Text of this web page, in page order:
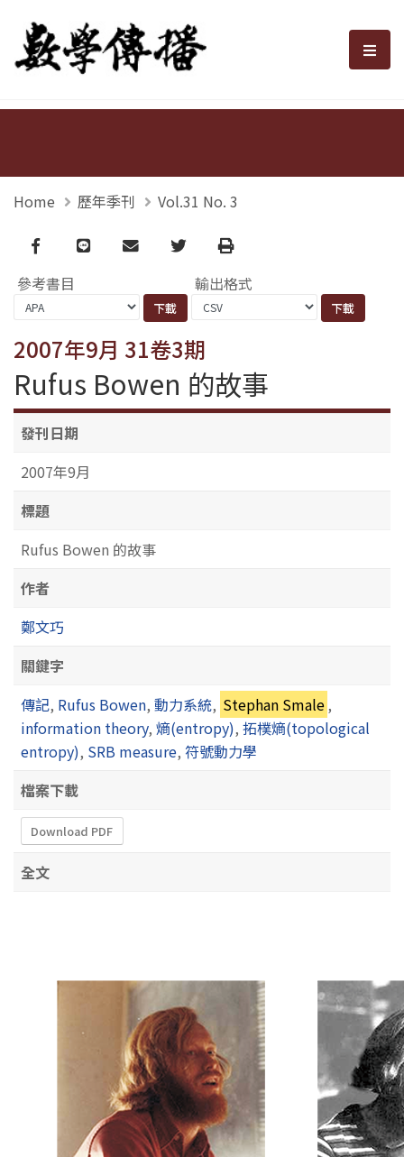
數學傳播 選
Home 歷年季刊 Vol.31 No. 3
Facebook
line email TwitterPrint
參考書目 輸出格式
2007年9月 31卷3期
Rufus Bowen 的故事
發刊日期
2007年9月
標題
Rufus Bowen 的故事
作者
鄭文巧
關鍵字
傳記, Rufus Bowen, 動力系統, Stephan Smale,
information theory, 熵(entropy), 拓樸熵(topological
entropy), SRB measure, 符號動力學
檔案下載
Download PDF
全文